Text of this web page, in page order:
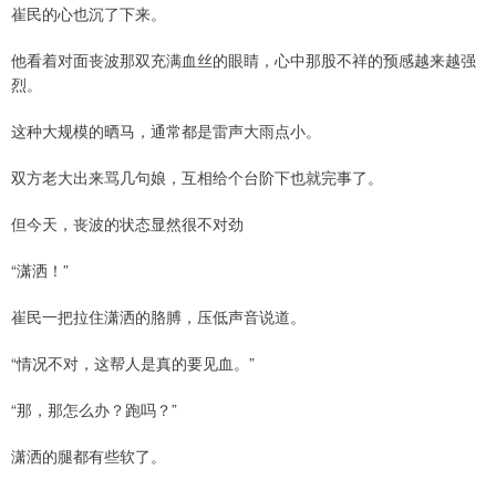
崔民的心也沉了下来。
他看着对面丧波那双充满血丝的眼睛，心中那股不祥的预感越来越强
烈。
这种大规模的晒马，通常都是雷声大雨点小。
双方老大出来骂几句娘，互相给个台阶下也就完事了。
但今天，丧波的状态显然很不对劲
“潇洒！”
崔民一把拉住潇洒的胳膊，压低声音说道。
“情况不对，这帮人是真的要见血。”
“那，那怎么办？跑吗？”
潇洒的腿都有些软了。